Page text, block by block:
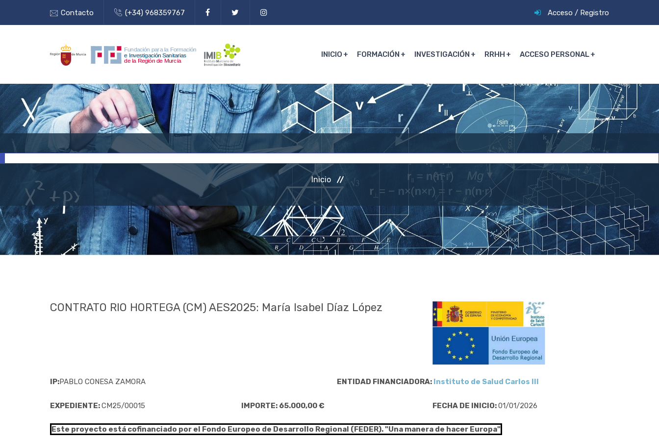
Contacto (+34) 968359767 Acceso / Registro
INICIO FORMACIÓN INVESTIGACIÓN RRHH ACCESO PERSONAL
Inicio
CONTRATO RIO HORTEGA (CM) AES2025: María Isabel Díaz López
IP:PABLO CONESA ZAMORA ENTIDAD FINANCIADORA: Instituto de Salud Carlos III
EXPEDIENTE:CM25/00015 IMPORTE: 65.000,00 € FECHA DE INICIO:01/01/2026
Este proyecto está cofinanciado por el Fondo Europeo de Desarrollo Regional (FEDER). "Una manera de hacer Europa"